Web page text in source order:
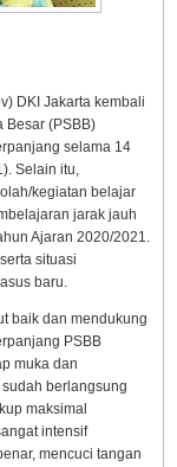
DKI Jakarta kembali
Besar (PSBB)
selama 14
Selain itu,
kegiatan belajar
jarak jauh
Ajaran 2020/2021.
situasi
baru.
baik dan mendukung
PSBB
muka dan
berlangsung
maksimal
intensif
mencuci tangan